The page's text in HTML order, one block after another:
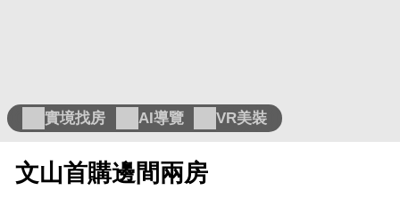
實境找房 AI導覽 VR美裝
文山首購邊間兩房